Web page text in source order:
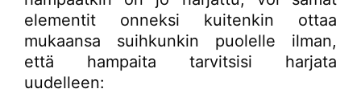
elementit onneksi kuitenkin ottaa
mukaansa suihkunkin puolelle ilman,
että hampaita tarvitsisi harjata
uudelleen: